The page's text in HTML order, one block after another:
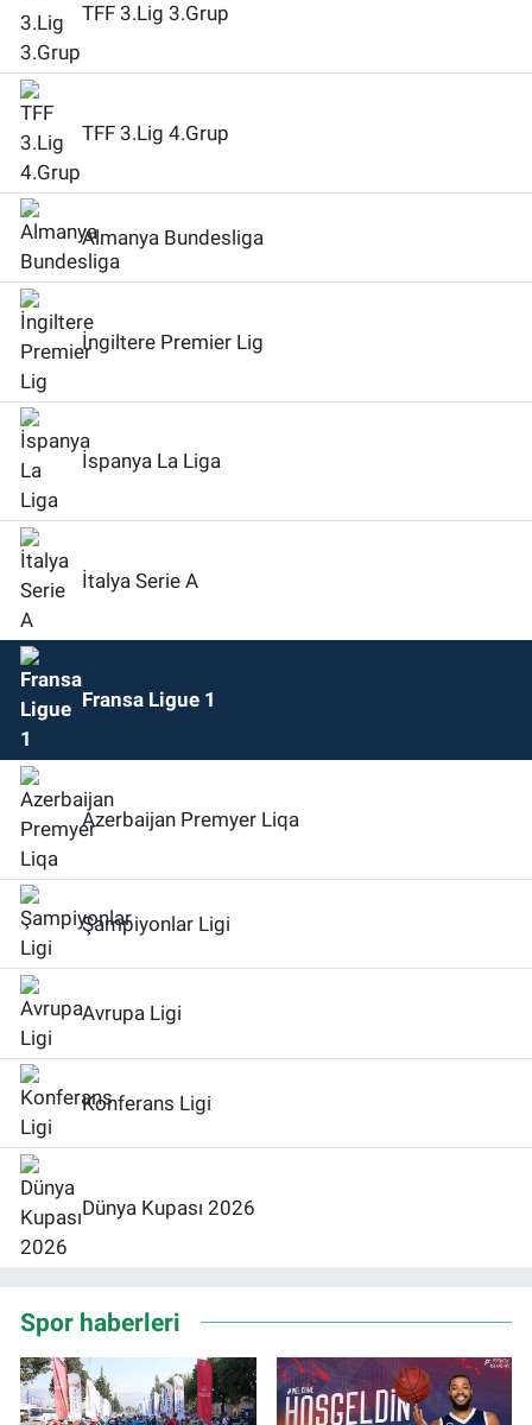
TFF 3.Lig 3.Grup
TFF 3.Lig 4.Grup
Almanya Bundesliga
İngiltere Premier Lig
İspanya La Liga
İtalya Serie A
Fransa Ligue 1
Azerbaijan Premyer Liqa
Şampiyonlar Ligi
Avrupa Ligi
Konferans Ligi
Dünya Kupası 2026
Spor haberleri